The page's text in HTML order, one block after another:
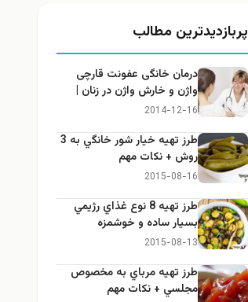
پربازدیدترین مطالب
درمان خانگی عفونت قارچی
واژن و خارش واژن در زنان |
راهنمای کامل، ایمن و کاربردی
2014-12-16
طرز تهيه خیار شور خانگي به 3
روش + نكات مهم
2015-08-16
طرز تهيه 8 نوع غذاي رژيمي
بسيار ساده و خوشمزه
2015-08-13
طرز تهيه مرباي به مخصوص
مجلسي + نكات مهم